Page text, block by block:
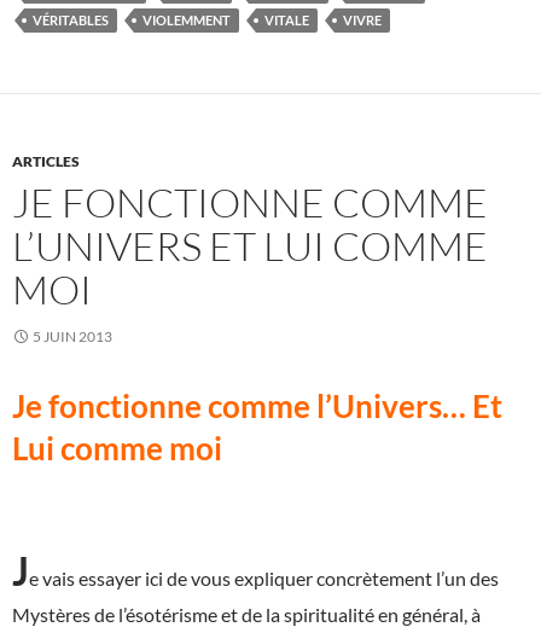
VÉRITABLES
VIOLEMMENT VITALE VIVRE
ARTICLES
JE FONCTIONNE COMME
L’UNIVERS ET LUI COMME
MOI
5 JUIN 2013
Je fonctionne comme l’Univers… Et
Lui comme moi
Je vais essayer ici de vous expliquer concrètement l’un des
Mystères de l’ésotérisme et de la spiritualité en général, à